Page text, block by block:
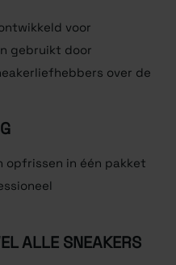
voor
gebruikt door
over de
opfrissen in één pakket
ALLE SNEAKERS